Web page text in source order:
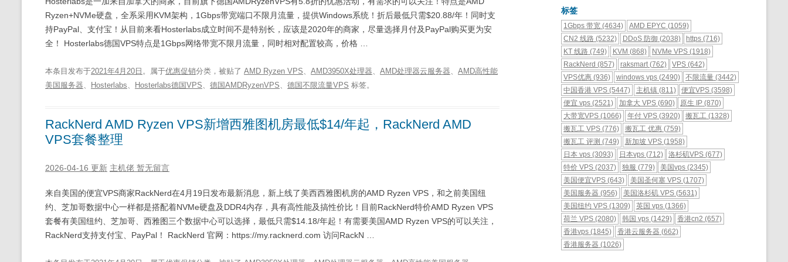
Ryzen+NVMe硬盘，全系采用KVM架构，1Gbps带宽端口不限月流量，提供Windows系统！折后最低只需$20.88/年！同时支
持PayPal、支付宝！从目前来看Hosterlabs成立时间不是特别长，应该是2020年的商家，尽量选择月付及PayPal购买更为安
全！ Hosterlabs德国VPS特点是1Gbps网络带宽不限月流量，同时相对配置较高，价格 …
本条目发布于2021年4月20日 。属于优惠促销分类，被贴了 AMD Ryzen VPS、 AMD3950X处理器、 AMD处理器云服务器、 AMD高性能
美国服务器、 Hosterlabs、 Hosterlabs德国VPS、 德国AMDRyzenVPS、 德国不限流量VPS 标签。
RackNerd AMD Ryzen VPS新增西雅图机房最低$14/年起，RackNerd AMD
VPS套餐整理
2026-04-16 更新 主机佬 暂无留言
来自美国的便宜VPS商家RackNerd在4月19日发布最新消息，新上线了美西西雅图机房的AMD Ryzen VPS，和之前美国纽
约、芝加哥数据中心一样都是搭配着NVMe硬盘及DDR4内存，具有高性能及搞性价比！目前RackNerd特价AMD Ryzen VPS
套餐有美国纽约、芝加哥、西雅图三个数据中心可以选择，最低只需$14.18/年起！有需要美国AMD Ryzen VPS的可以关注，
RackNerd支持支付宝、PayPal！ RackNerd 官网：https://my.racknerd.com 访问RackN …
标签
1Gbps 带宽 (4634) AMD EPYC (1059)
CN2 线路 (5232) DDoS 防御(2038) https (716)
KT 线路 (749) KVM (868) NVMe VPS (1918)
RackNerd (857) raksmart(762) VPS (642)
VPS优惠 (936) windows vps(2490) 不限流量 (3442)
中国香港 VPS (5447) 主机镇(811) 便宜VPS (3598)
便宜 vps (2521) 加拿大 VPS(690) 原生 IP (870)
大带宽VPS (1066) 年付 VPS(3920) 搬瓦工 (1328)
搬瓦工 VPS (776) 搬瓦工 优惠(759)
搬瓦工 评测 (749) 新加坡 VPS(1958)
日本 vps (3093) 日本vps(712) 洛杉矶VPS (677)
特价 VPS (2037) 独服 (779) 美国vps (2345)
美国便宜VPS (643) 美国圣何塞 VPS(1707)
美国服务器 (956) 美国洛杉矶 VPS(5631)
美国纽约 VPS (1309) 英国 vps(1366)
荷兰 VPS (2080) 韩国 vps(1429) 香港cn2 (657)
香港vps (1845) 香港云服务器 (662)
香港服务器 (1026)